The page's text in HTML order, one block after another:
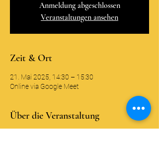
Anmeldung abgeschlossen
Veranstaltungen ansehen
Zeit & Ort
21. Mai 2025, 14:30 – 15:30
Online via Google Meet
Über die Veranstaltung